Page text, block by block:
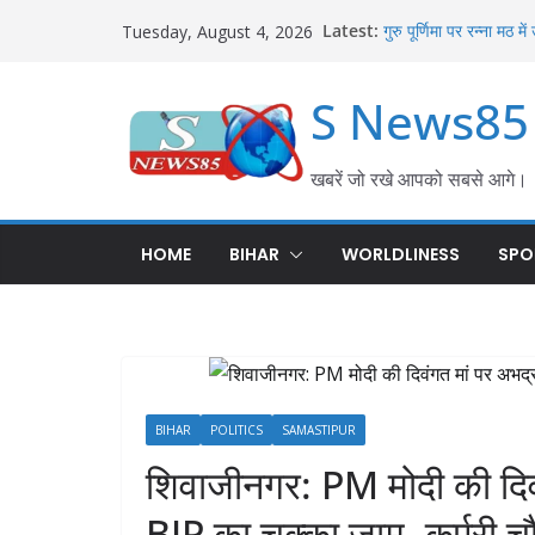
Tuesday, August 4, 2026 Latest: गुरु पूर्णिमा पर रन्ना मठ
सुरक्षा की मांग को लेकर
शिवाजीनगर में
शिवाजीनगर में विदाई सह
शिवाजीनगर को मिले नए
योजनाओं की समीक्षा कर
S News85
खबरें जो रखे आपको सबसे आगे।
HOME BIHAR WORLDLINESS
BIHAR POLITICS SAMASTIPUR
शिवाजीनगर: PM मोदी की